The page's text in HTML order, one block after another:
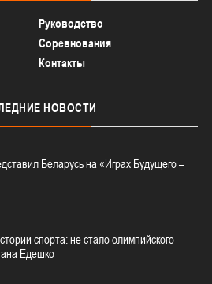
Руководство
Соревнования
Контакты
НОВОСТИ
Беларусь на «Играх Будущего –
спорта: не стало олимпийского
Едешко